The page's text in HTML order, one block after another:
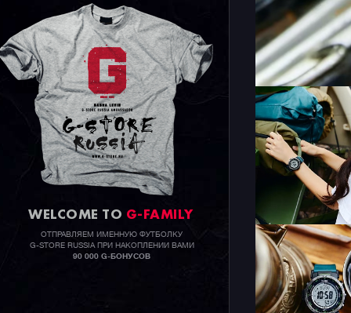
WELCOME TO G-FAMILY
ОТПРАВЛЯЕМ ИМЕННУЮ ФУТБОЛКУ
G-STORE RUSSIA ПРИ НАКОПЛЕНИИ ВАМИ
90 000 G-БОНУСОВ